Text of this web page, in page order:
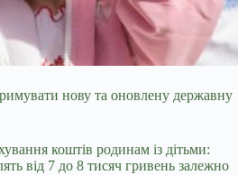
нову та оновлену державну
коштів родинам із дітьми:
від 7 до 8 тисяч гривень залежно